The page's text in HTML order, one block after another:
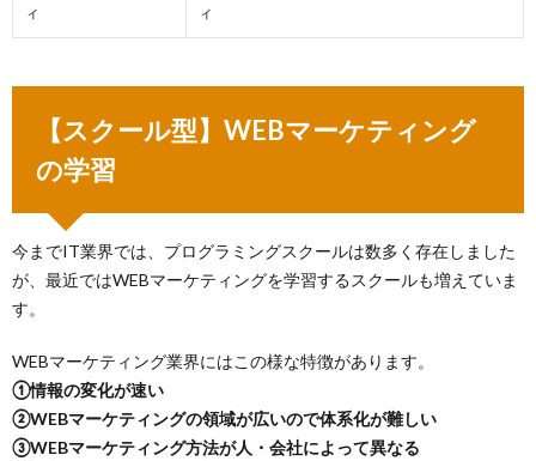
【無
ンラ
ン】
マー
ィン
グの
Youtube
4.2.
Google
デジタ
ィ
ィ
【スクール型】WEBマーケティング
の学習
今までIT業界では、プログラミングスクールは数多く存在しました
が、最近ではWEBマーケティングを学習するスクールも増えていま
す。
WEBマーケティング業界にはこの様な特徴があります。
①情報の変化が速い
②WEBマーケティングの領域が広いので体系化が難しい
③WEBマーケティング方法が人・会社によって異なる